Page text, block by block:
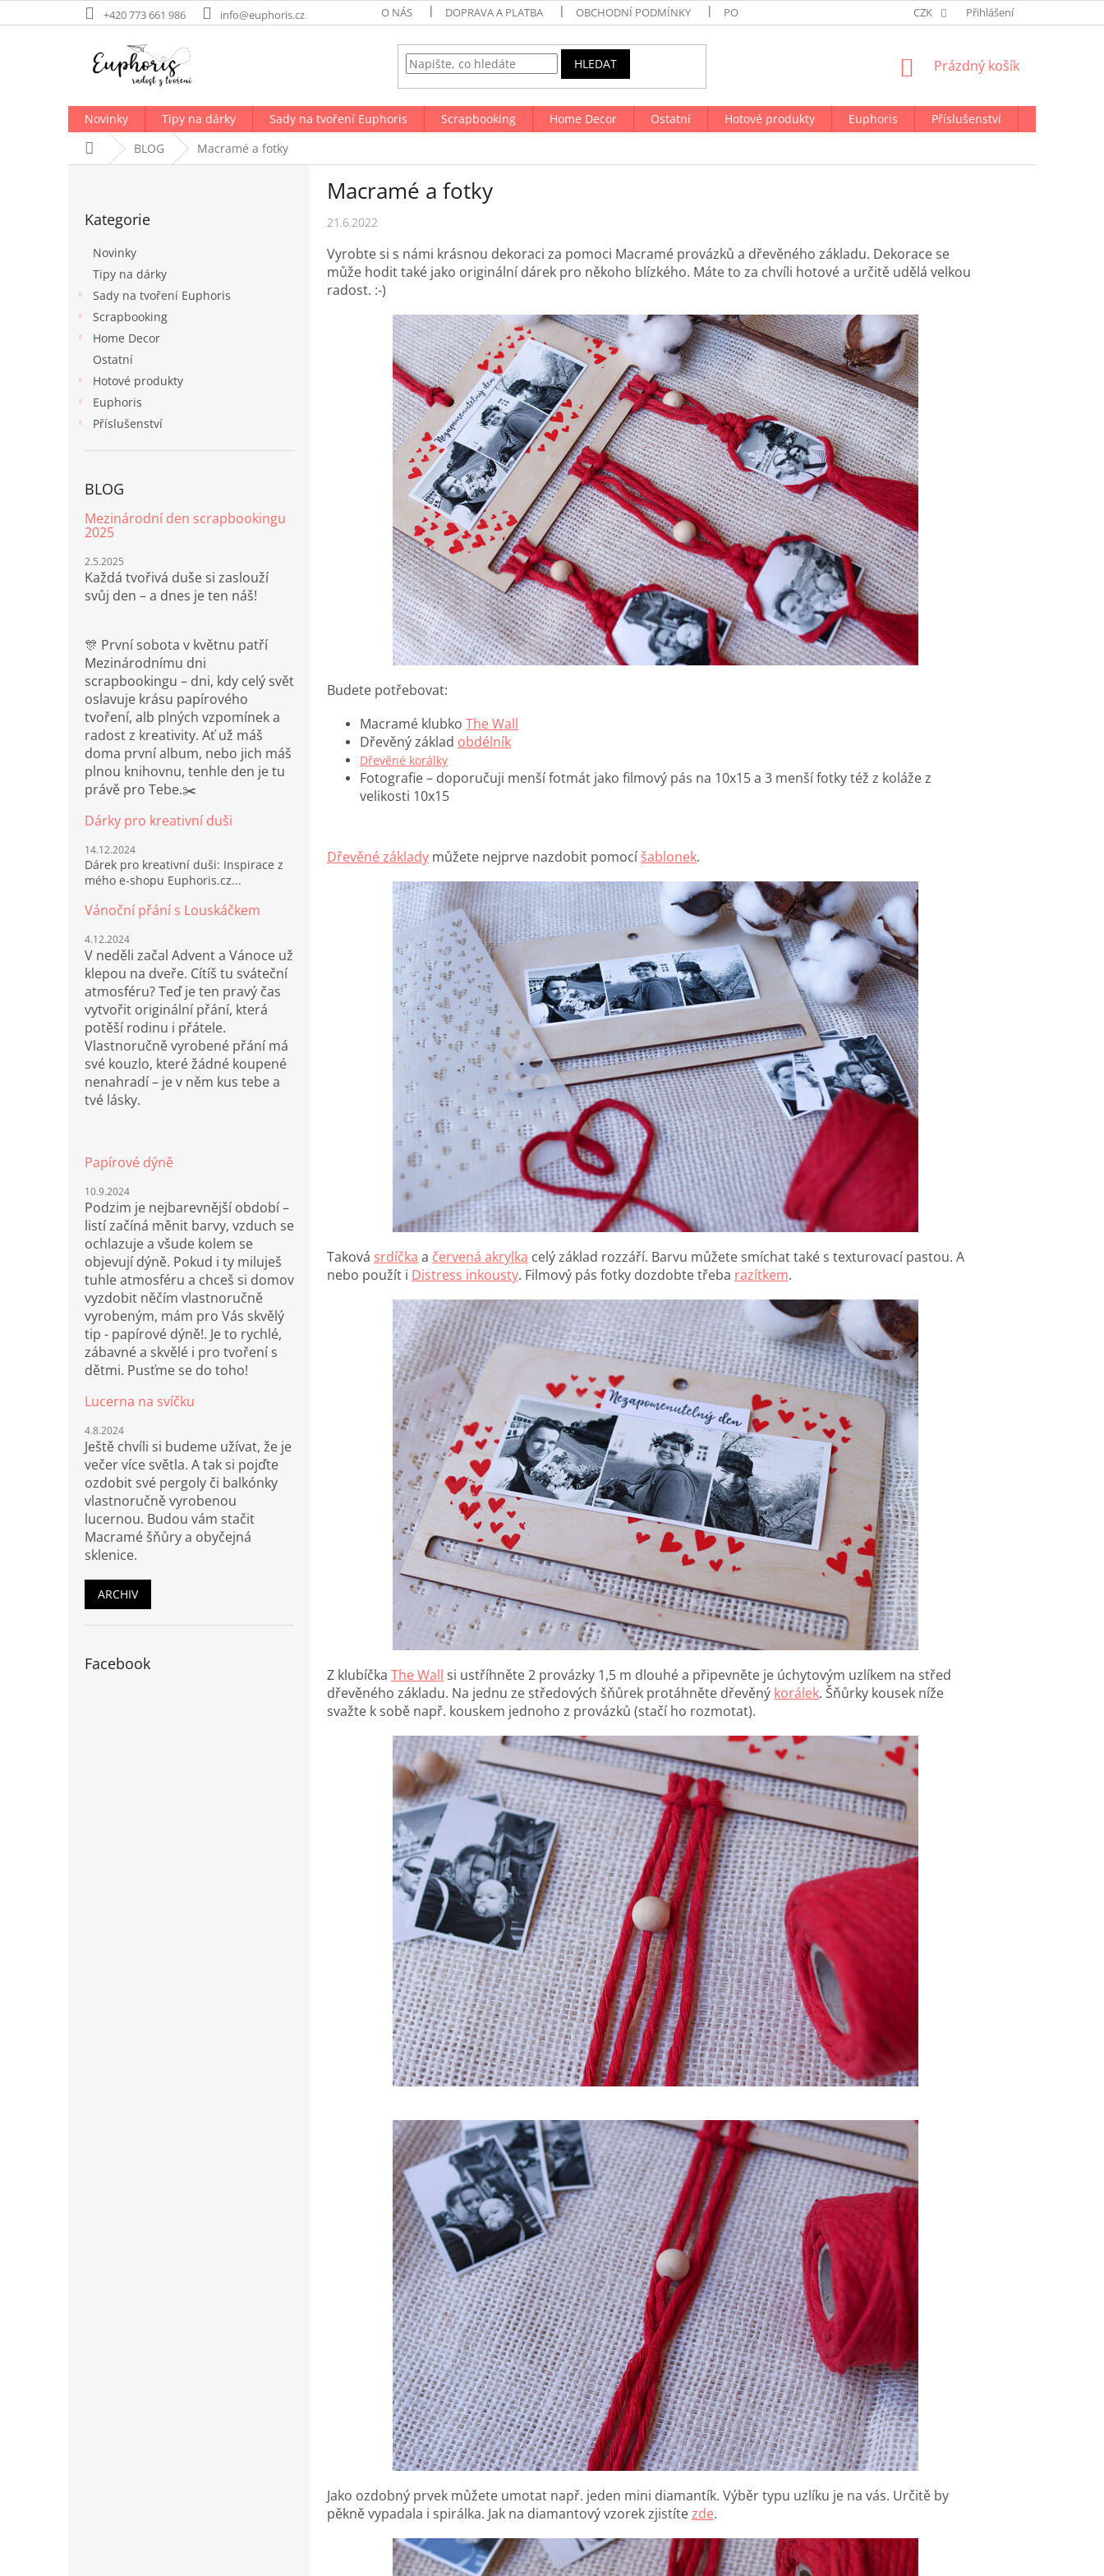
na
+420 773 661 986 info@euphoris.cz O NÁS DOPRAVA A PLATBA OBCHODNÍ PODMÍNKY PODMÍNKY OCHRANY OSOBNÍCH ÚDAJŮ NAPIŠTE NÁM
CZK Přihlášení
HLEDAT
NÁKUPNÍ
Prázdný košík
Novinky Tipy na dárky Sady na tvoření Euphoris Scrapbooking Home Decor Ostatní Hotové produkty Euphoris Příslušenství
Domů BLOG Macramé a fotky
kategorie
Kategorie
Novinky
Tipy na dárky
Sady na tvoření Euphoris
Scrapbooking
Home Decor
Ostatní
Hotové produkty
Euphoris
Příslušenství
BLOG
Mezinárodní den scrapbookingu
2025
2.5.2025
Každá tvořivá duše si zaslouží
svůj den – a dnes je ten náš!
🎊 První sobota v květnu patří
Mezinárodnímu dni
scrapbookingu – dni, kdy celý svět
oslavuje krásu papírového
tvoření, alb plných vzpomínek a
radost z kreativity. Ať už máš
doma první album, nebo jich máš
plnou knihovnu, tenhle den je tu
právě pro Tebe.✂️
Dárky pro kreativní duši
14.12.2024
Dárek pro kreativní duši: Inspirace z
mého e-shopu Euphoris.cz...
Vánoční přání s Louskáčkem
4.12.2024
V neděli začal Advent a Vánoce už
klepou na dveře. Cítíš tu sváteční
atmosféru? Teď je ten pravý čas
vytvořit originální přání, která
potěší rodinu i přátele.
Vlastnoručně vyrobené přání má
své kouzlo, které žádné koupené
nenahradí – je v něm kus tebe a
tvé lásky.
Papírové dýně
10.9.2024
Podzim je nejbarevnější období –
listí začíná měnit barvy, vzduch se
ochlazuje a všude kolem se
objevují dýně. Pokud i ty miluješ
tuhle atmosféru a chceš si domov
vyzdobit něčím vlastnoručně
vyrobeným, mám pro Vás skvělý
tip - papírové dýně!. Je to rychlé,
zábavné a skvělé i pro tvoření s
dětmi. Pusťme se do toho!
Lucerna na svíčku
4.8.2024
Ještě chvíli si budeme užívat, že je
večer více světla. A tak si pojďte
ozdobit své pergoly či balkónky
vlastnoručně vyrobenou
lucernou. Budou vám stačit
Macramé šňůry a obyčejná
sklenice.
ARCHIV
Facebook
Macramé a fotky
21.6.2022
Vyrobte si s námi krásnou dekoraci za pomoci Macramé provázků a dřevěného základu. Dekorace se
může hodit také jako originální dárek pro někoho blízkého. Máte to za chvíli hotové a určitě udělá velkou
radost. :-)
Budete potřebovat:
Macramé klubko The Wall
Dřevěný základ obdélník
Dřevěné korálky
Fotografie – doporučuji menší fotmát jako filmový pás na 10x15 a 3 menší fotky též z koláže z
velikosti 10x15
Dřevěné základy můžete nejprve nazdobit pomocí šablonek.
Taková srdíčka a červená akrylka celý základ rozzáří. Barvu můžete smíchat také s texturovací pastou. A
nebo použít i Distress inkousty. Filmový pás fotky dozdobte třeba razítkem.
Z klubíčka The Wall si ustříhněte 2 provázky 1,5 m dlouhé a připevněte je úchytovým uzlíkem na střed
dřevěného základu. Na jednu ze středových šňůrek protáhněte dřevěný korálek. Šňůrky kousek níže
svažte k sobě např. kouskem jednoho z provázků (stačí ho rozmotat).
Jako ozdobný prvek můžete umotat např. jeden mini diamantík. Výběr typu uzlíku je na vás. Určitě by
pěkně vypadala i spirálka. Jak na diamantový vzorek zjistítezde.